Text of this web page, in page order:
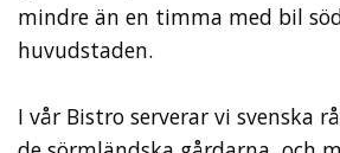
mindre än en timma med bil
huvudstaden.
I vår Bistro serverar vi svenska